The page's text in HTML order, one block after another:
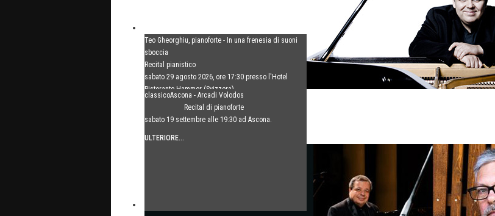
Teo Gheorghiu, pianoforte - In una frenesia di suoni
sboccia
Recital pianistico
sabato 29 agosto 2026, ore 17:30 presso l'Hotel
Ristorante Hammer (Svizzera)
classicoAscona - Arcadi Volodos
Recital di pianoforte
sabato 19 settembre alle 19:30 ad Ascona.
ULTERIORE...